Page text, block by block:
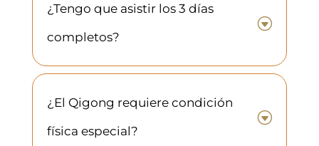
¿Tengo que asistir los 3 días
completos?
G
¿El Qigong requiere condición
física especial?
G